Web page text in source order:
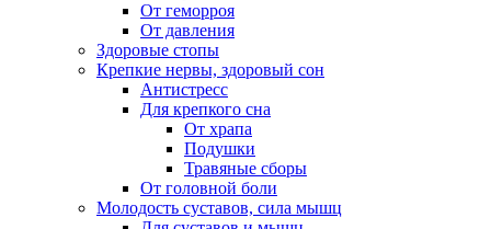
От геморроя
От давления
Здоровые стопы
Крепкие нервы, здоровый сон
Антистресс
Для крепкого сна
От храпа
Подушки
Травяные сборы
От головной боли
Молодость суставов, сила мышц